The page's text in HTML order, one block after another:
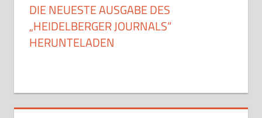
DIE NEUESTE AUSGABE DES
„HEIDELBERGER JOURNALS“
HERUNTELADEN